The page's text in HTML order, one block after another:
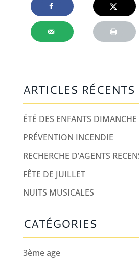
ARTICLES RÉCENTS
ÉTÉ DES ENFANTS
PRÉVENTION INCENDIE
RECHERCHE D’AGENTS
FÊTE DE JUILLET
NUITS MUSICALES
CATÉGORIES
3ème age